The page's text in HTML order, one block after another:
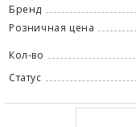
Бренд
Розничная цена
Кол-во
Статус